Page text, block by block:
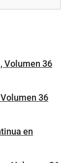
Volumen 36
36
en